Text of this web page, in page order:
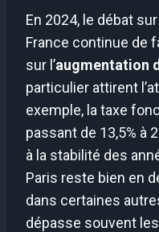
En 2024, le débat
France continue de
sur l’augmentation
particulier attirent
exemple, la taxe
passant de 13,5% à
à la stabilité des
Paris reste bien en
dans certaines
dépasse souvent